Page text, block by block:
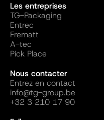
Les entreprises
TG-Packaging
Entrec
Frematt
A-tec
Pick Place
Nous contacter
Entrez en contact
info@tg-group.be
+32 3 210 17 90